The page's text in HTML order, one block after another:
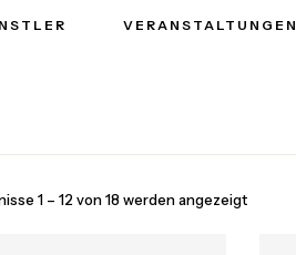
VERANSTALTUNGEN
1 – 12 von 18 werden angezeigt